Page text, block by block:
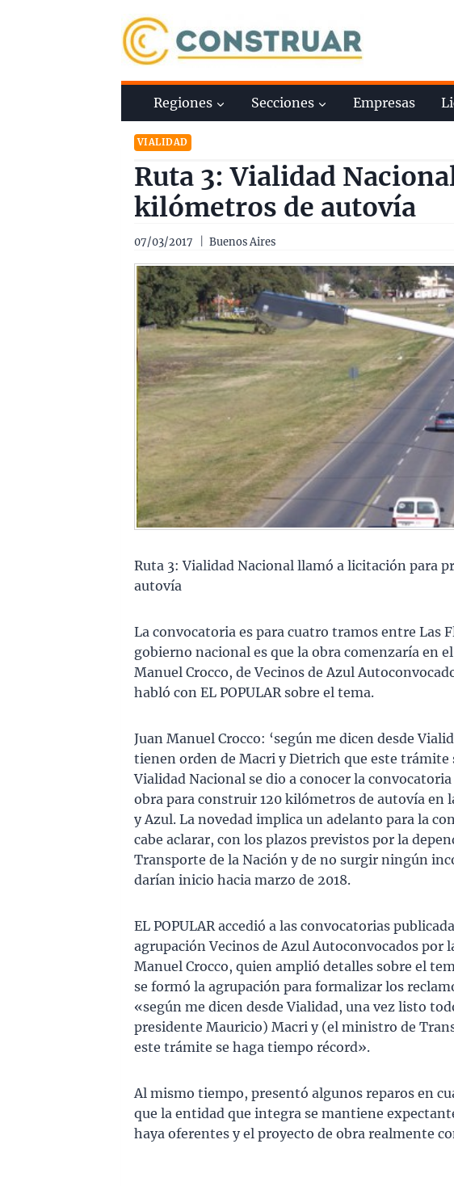
Regiones Secciones Empresas
VIALIDAD
Ruta 3: Vialidad
kilómetros de autovía
07/03/2017 Buenos Aires
Ruta 3: Vialidad Nacional llamó a licitación para
autovía
La convocatoria es para cuatro tramos entre Las
gobierno nacional es que la obra comenzaría en
Manuel Crocco, de Vecinos de Azul
habló con EL POPULAR sobre el tema.
Juan Manuel Crocco: ‘según me dicen desde
tienen orden de Macri y Dietrich que este trámite
Vialidad Nacional se dio a conocer la
obra para construir 120 kilómetros de autovía en
y Azul. La novedad implica un adelanto para la
cabe aclarar, con los plazos previstos por la
Transporte de la Nación y de no surgir ningún
darían inicio hacia marzo de 2018.
EL POPULAR accedió a las convocatorias
agrupación Vecinos de Azul Autoconvocados por
Manuel Crocco, quien amplió detalles sobre el
se formó la agrupación para formalizar los
«según me dicen desde Vialidad, una vez listo
presidente Mauricio) Macri y (el ministro de
este trámite se haga tiempo récord».
Al mismo tiempo, presentó algunos reparos en
que la entidad que integra se mantiene
haya oferentes y el proyecto de obra realmente